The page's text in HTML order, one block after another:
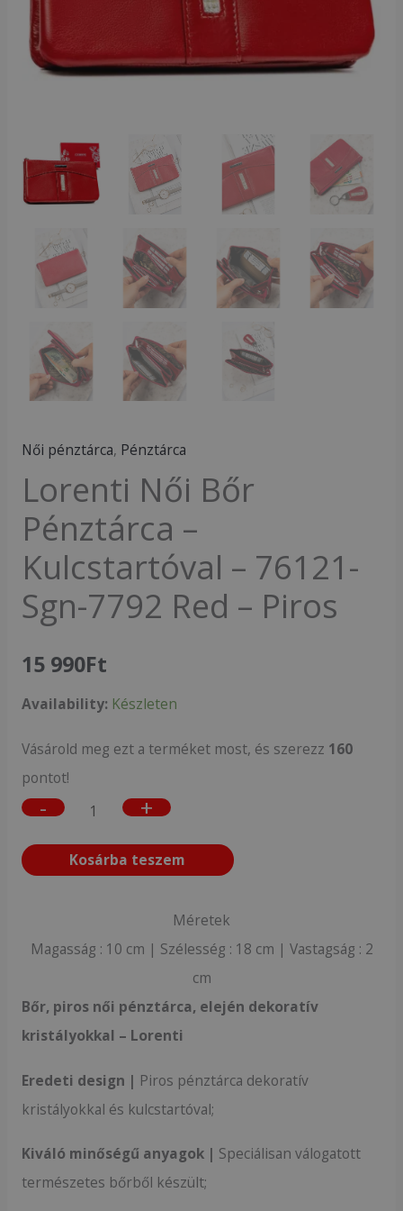
Női pénztárca, Pénztárca
Lorenti Női Bőr
Pénztárca –
Kulcstartóval – 76121-
Sgn-7792 Red – Piros
15 990Ft
Availability: Készleten
Vásárold meg ezt a terméket most, és szerezz 160
pontot!
-
Red
mennyiség
+
Kosárba teszem
Méretek
Magasság : 10 cm | Szélesség : 18 cm | Vastagság : 2
cm
Bőr, piros női pénztárca, elején dekoratív
kristályokkal – Lorenti
Eredeti design | Piros pénztárca dekoratív
kristályokkal és kulcstartóval;
Kiváló minőségű anyagok | Speciálisan válogatott
természetes bőrből készült;